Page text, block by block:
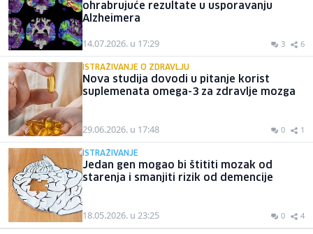
ohrabrujuće rezultate u usporavanju
Alzheimera
14.07.2026. u 17:29 3 6
ISTRAŽIVANJE O ZDRAVLJU
Nova studija dovodi u pitanje korist
suplemenata omega-3 za zdravlje mozga
29.06.2026. u 17:48 0 1
ISTRAŽIVANJE
Jedan gen mogao bi štititi mozak od
starenja i smanjiti rizik od demencije
18.05.2026. u 23:25 0 4